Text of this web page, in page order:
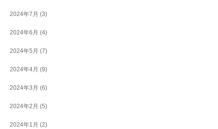
2024年7月 (3)
2024年6月 (4)
2024年5月 (7)
2024年4月 (9)
2024年3月 (6)
2024年2月 (5)
2024年1月 (2)